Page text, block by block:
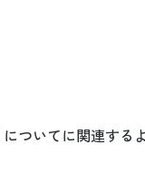
ついてに関連する